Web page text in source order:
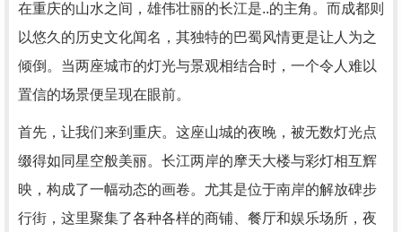
在重庆的山水之间，雄伟壮丽的长江是..的主角。而成都则
以悠久的历史文化闻名，其独特的巴蜀风情更是让人为之
倾倒。当两座城市的灯光与景观相结合时，一个令人难以
置信的场景便呈现在眼前。
首先，让我们来到重庆。这座山城的夜晚，被无数灯光点
缀得如同星空般美丽。长江两岸的摩天大楼与彩灯相互辉
映，构成了一幅动态的画卷。尤其是位于南岸的解放碑步
行街，这里聚集了各种各样的商铺、餐厅和娱乐场所，夜